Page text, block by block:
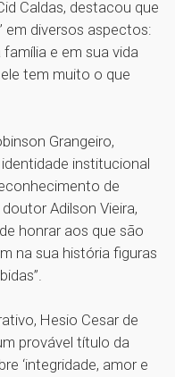
Caldas, destacou que
em diversos aspectos:
família e em sua vida
tem muito o que
Grangeiro,
institucional
de
Adilson Vieira,
honrar aos que são
na sua história figuras
Hesio Cesar de
provável título da
‘integridade, amor e